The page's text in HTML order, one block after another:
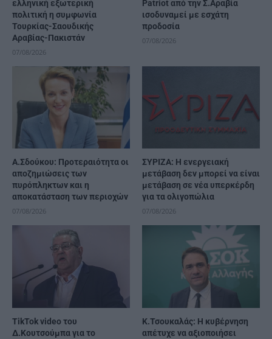
ελληνική εξωτερική
πολιτική η συμφωνία
Τουρκίας-Σαουδικής
Αραβίας-Πακιστάν
07/08/2026
Patriot από την Σ.Αραβία
ισοδυναμεί με εσχάτη
προδοσία
07/08/2026
Α.Σδούκου: Προτεραιότητα οι
αποζημιώσεις των
πυρόπληκτων και η
αποκατάσταση των περιοχών
07/08/2026
ΣΥΡΙΖΑ: Η ενεργειακή
μετάβαση δεν μπορεί να είναι
μετάβαση σε νέα υπερκέρδη
για τα ολιγοπώλια
07/08/2026
TikTok video του
Δ.Κουτσούμπα για το
Κ.Τσουκαλάς: Η κυβέρνηση
απέτυχε να αξιοποιήσει